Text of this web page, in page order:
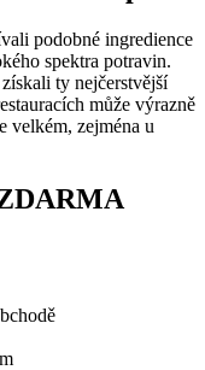
podobné ingredience
spektra potravin.
ty nejčerstvější
může výrazně
velkém, zejména u